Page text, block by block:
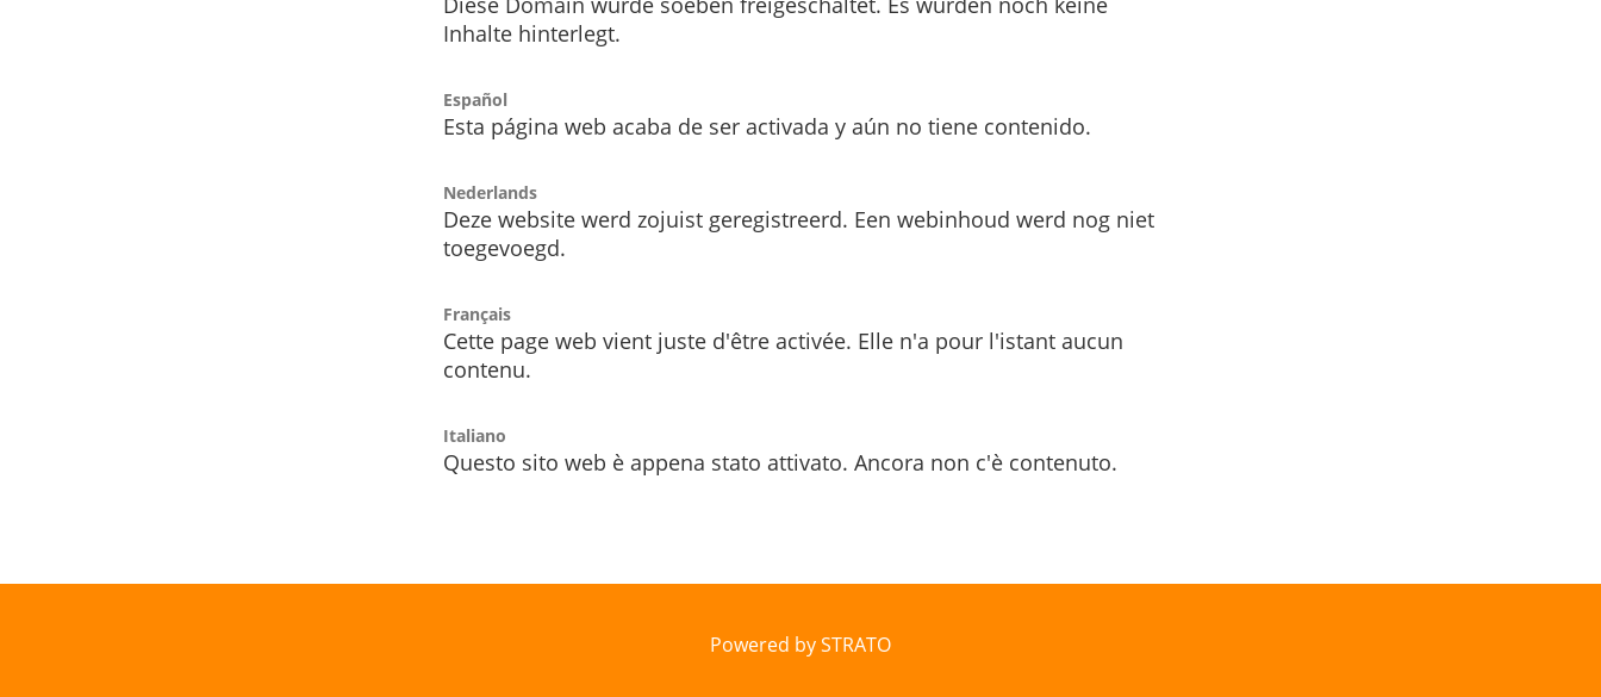
Inhalte hinterlegt.
Español
Esta página web acaba de ser activada y aún no tiene contenido.
Nederlands
Deze website werd zojuist geregistreerd. Een webinhoud werd nog niet
toegevoegd.
Français
Cette page web vient juste d'être activée. Elle n'a pour l'istant aucun
contenu.
Italiano
Questo sito web è appena stato attivato. Ancora non c'è contenuto.
Powered by STRATO